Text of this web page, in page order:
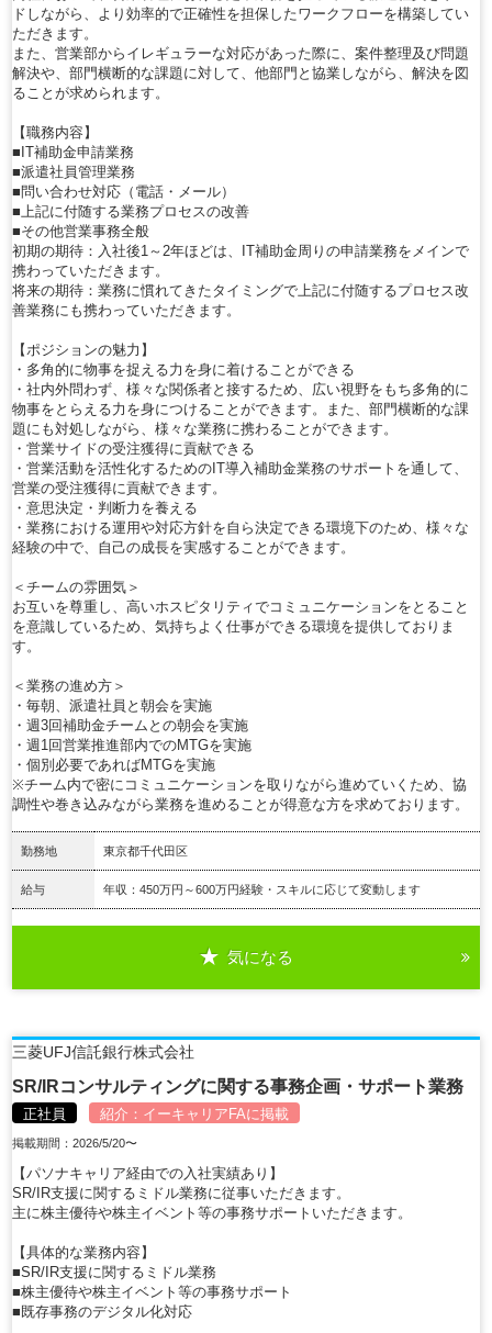
ドしながら、より効率的で正確性を担保したワークフローを構築してい
ただきます。
また、営業部からイレギュラーな対応があった際に、案件整理及び問題
解決や、部門横断的な課題に対して、他部門と協業しながら、解決を図
ることが求められます。
【職務内容】
■IT補助金申請業務
■派遣社員管理業務
■問い合わせ対応（電話・メール）
■上記に付随する業務プロセスの改善
■その他営業事務全般
初期の期待：入社後1～2年ほどは、IT補助金周りの申請業務をメインで
携わっていただきます。
将来の期待：業務に慣れてきたタイミングで上記に付随するプロセス改
善業務にも携わっていただきます。
【ポジションの魅力】
・多角的に物事を捉える力を身に着けることができる
・社内外問わず、様々な関係者と接するため、広い視野をもち多角的に
物事をとらえる力を身につけることができます。また、部門横断的な課
題にも対処しながら、様々な業務に携わることができます。
・営業サイドの受注獲得に貢献できる
・営業活動を活性化するためのIT導入補助金業務のサポートを通して、
営業の受注獲得に貢献できます。
・意思決定・判断力を養える
・業務における運用や対応方針を自ら決定できる環境下のため、様々な
経験の中で、自己の成長を実感することができます。
＜チームの雰囲気＞
お互いを尊重し、高いホスピタリティでコミュニケーションをとること
を意識しているため、気持ちよく仕事ができる環境を提供しておりま
す。
＜業務の進め方＞
・毎朝、派遣社員と朝会を実施
・週3回補助金チームとの朝会を実施
・週1回営業推進部内でのMTGを実施
・個別必要であればMTGを実施
※チーム内で密にコミュニケーションを取りながら進めていくため、協
調性や巻き込みながら業務を進めることが得意な方を求めております。
勤務地 東京都千代田区
給与 年収：450万円～600万円経験・スキルに応じて変動します
気になる
三菱UFJ信託銀行株式会社
SR/IRコンサルティングに関する事務企画・サポート業務
正社員 紹介： イーキャリアFAに掲載
掲載期間：2026/5/20〜
【パソナキャリア経由での入社実績あり】
SR/IR支援に関するミドル業務に従事いただきます。
主に株主優待や株主イベント等の事務サポートいただきます。
【具体的な業務内容】
■SR/IR支援に関するミドル業務
■株主優待や株主イベント等の事務サポート
■既存事務のデジタル化対応